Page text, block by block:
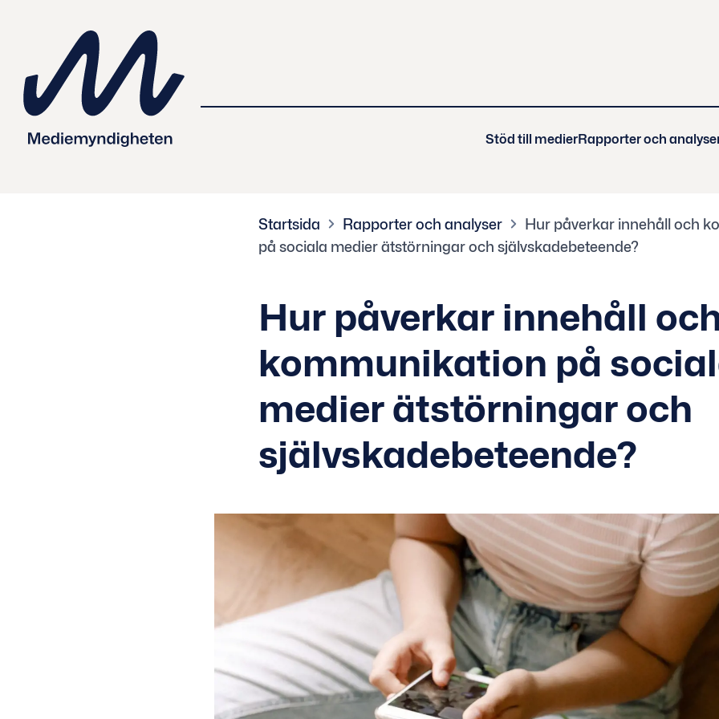
Stöd till medierRapporter och
Startsida Rapporter och analyser
Hur påverkar innehåll och
på sociala medier ätstörningar och självskadebeteende?
Hur påverkar innehåll
kommunikation på
medier ätstörningar och
självskadebeteende?